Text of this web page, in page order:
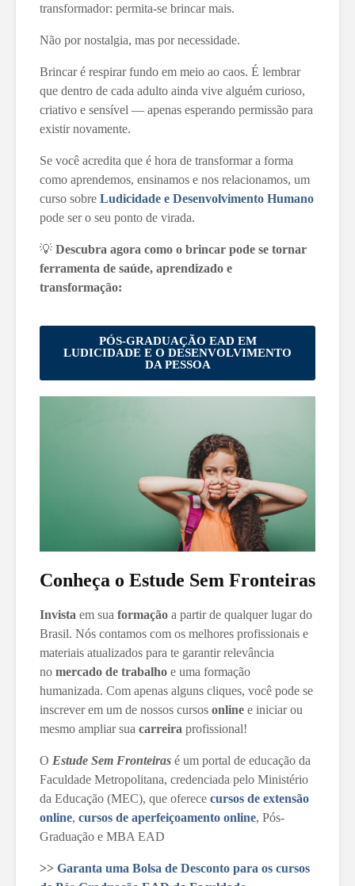
transformador: permita-se brincar mais.
Não por nostalgia, mas por necessidade.
Brincar é respirar fundo em meio ao caos. É lembrar
que dentro de cada adulto ainda vive alguém curioso,
criativo e sensível — apenas esperando permissão para
existir novamente.
Se você acredita que é hora de transformar a forma
como aprendemos, ensinamos e nos relacionamos, um
curso sobre Ludicidade e Desenvolvimento Humano
pode ser o seu ponto de virada.
💡 Descubra agora como o brincar pode se tornar
ferramenta de saúde, aprendizado e
transformação:
PÓS-GRADUAÇÃO EAD EM
LUDICIDADE E O DESENVOLVIMENTO
DA PESSOA
Conheça o Estude Sem Fronteiras
Invista em sua formação a partir de qualquer lugar do
Brasil. Nós contamos com os melhores profissionais e
materiais atualizados para te garantir relevância
no mercado de trabalho e uma formação
humanizada. Com apenas alguns cliques, você pode se
inscrever em um de nossos cursos online e iniciar ou
mesmo ampliar sua carreira profissional!
O Estude Sem Fronteiras é um portal de educação da
Faculdade Metropolitana, credenciada pelo Ministério
da Educação (MEC), que oferece cursos de extensão
online, cursos de aperfeiçoamento online, Pós-
Graduação e MBA EAD
>> Garanta uma Bolsa de Desconto para os cursos